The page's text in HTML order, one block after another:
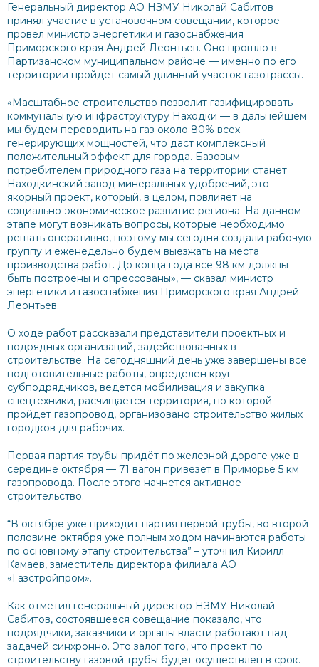
Генеральный директор АО НЗМУ Николай Сабитов
принял участие в установочном совещании, которое
провел министр энергетики и газоснабжения
Приморского края Андрей Леонтьев. Оно прошло в
Партизанском муниципальном районе — именно по его
территории пройдет самый длинный участок газотрассы.
«Масштабное строительство позволит газифицировать
коммунальную инфраструктуру Находки — в дальнейшем
мы будем переводить на газ около 80% всех
генерирующих мощностей, что даст комплексный
положительный эффект для города. Базовым
потребителем природного газа на территории станет
Находкинский завод минеральных удобрений, это
якорный проект, который, в целом, повлияет на
социально-экономическое развитие региона. На данном
этапе могут возникать вопросы, которые необходимо
решать оперативно, поэтому мы сегодня создали рабочую
группу и еженедельно будем выезжать на места
производства работ. До конца года все 98 км должны
быть построены и опрессованы», — сказал министр
энергетики и газоснабжения Приморского края Андрей
Леонтьев.
О ходе работ рассказали представители проектных и
подрядных организаций, задействованных в
строительстве. На сегодняшний день уже завершены все
подготовительные работы, определен круг
субподрядчиков, ведется мобилизация и закупка
спецтехники, расчищается территория, по которой
пройдет газопровод, организовано строительство жилых
городков для рабочих.
Первая партия трубы придёт по железной дороге уже в
середине октября — 71 вагон привезет в Приморье 5 км
газопровода. После этого начнется активное
строительство.
“В октябре уже приходит партия первой трубы, во второй
половине октября уже полным ходом начинаются работы
по основному этапу строительства” – уточнил Кирилл
Камаев, заместитель директора филиала АО
«Газстройпром».
Как отметил генеральный директор НЗМУ Николай
Сабитов, состоявшееся совещание показало, что
подрядчики, заказчики и органы власти работают над
задачей синхронно. Это залог того, что проект по
строительству газовой трубы будет осуществлен в срок.